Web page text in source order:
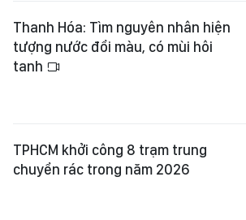
Thanh Hóa: Tìm nguyên nhân hiện
tượng nước đổi màu, có mùi hôi
tanh
TPHCM khởi công 8 trạm trung
chuyển rác trong năm 2026